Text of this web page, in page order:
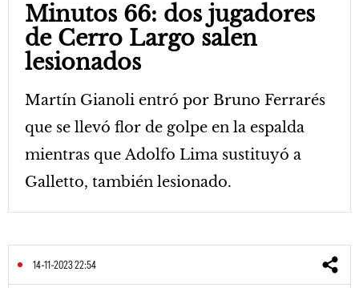
Minutos 66: dos jugadores
de Cerro Largo salen
lesionados
Martín Gianoli entró por Bruno Ferrarés
que se llevó flor de golpe en la espalda
mientras que Adolfo Lima sustituyó a
Galletto, también lesionado.
14-11-2023 22:54